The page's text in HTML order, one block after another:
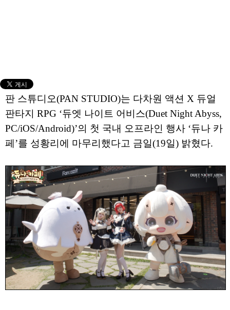
판 스튜디오(PAN STUDIO)는 다차원 액션 X 듀얼
판타지 RPG ‘듀엣 나이트 어비스(Duet Night Abyss,
PC/iOS/Android)’의 첫 국내 오프라인 행사 ‘듀나 카
페’를 성황리에 마무리했다고 금일(19일) 밝혔다.